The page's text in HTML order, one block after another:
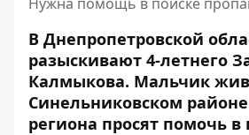
В Днепропетровской
разыскивают 4-летнего
Калмыкова. Мальчик
Синельниковском
региона просят помочь в